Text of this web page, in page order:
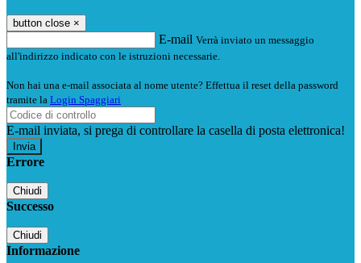
button close ×
E-mail Verrà inviato un messaggio
all'indirizzo indicato con le istruzioni necessarie.
Non hai una e-mail associata al nome utente? Effettua il reset della password
tramite la Login Spaggiari
E-mail inviata, si prega di controllare la casella di posta elettronica!
Errore
Chiudi
Successo
Chiudi
Informazione